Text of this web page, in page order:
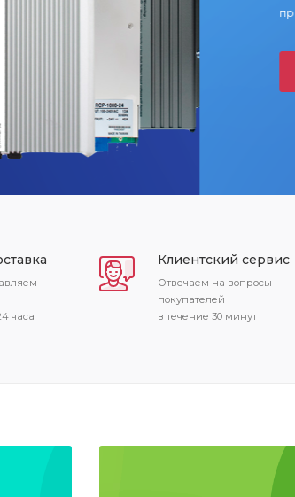
нашем интернет-магазине по выгодным ценам!
СОВМЕСТИМЫЕ ПЛАТЫ
часа
Клиентский сервис
Отвечаем на вопросы
покупателей
в течение 30 минут